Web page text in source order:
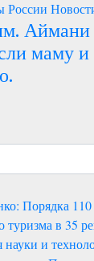
России
Аймани
маму и
Порядка
туризма в 35
науки и